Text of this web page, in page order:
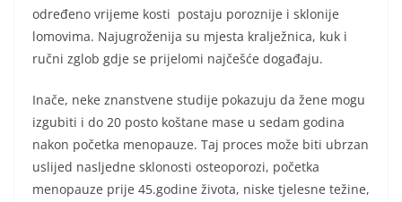
određeno vrijeme kosti postaju poroznije i sklonije
lomovima. Najugroženija su mjesta kralježnica, kuk i
ručni zglob gdje se prijelomi najčešće događaju.
Inače, neke znanstvene studije pokazuju da žene mogu
izgubiti i do 20 posto koštane mase u sedam godina
nakon početka menopauze. Taj proces može biti ubrzan
uslijed nasljedne sklonosti osteoporozi, početka
menopauze prije 45.godine života, niske tjelesne težine,